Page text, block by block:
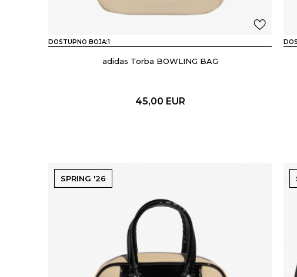
DOSTUPNO BOJA:1
adidas Torba BOWLING BAG
45,00 EUR
SPRING '26